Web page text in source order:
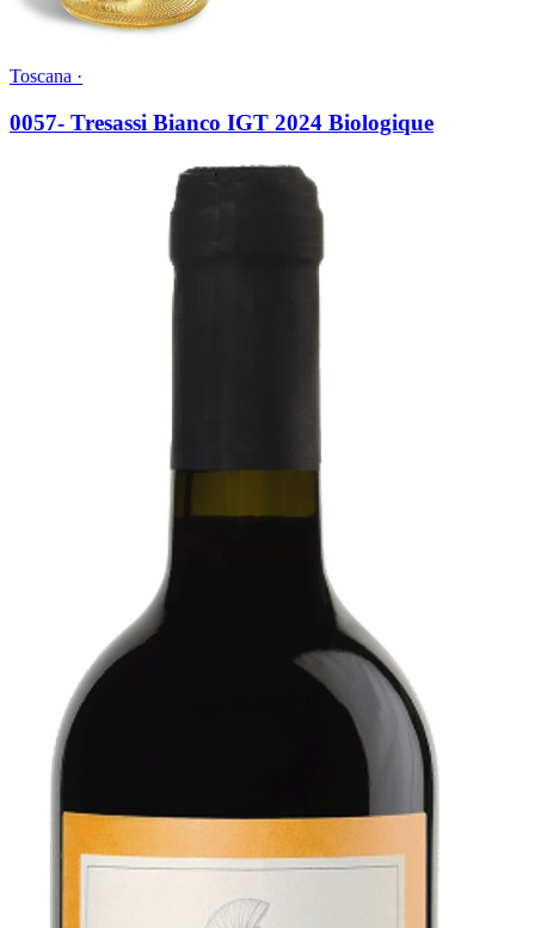
Toscana ·
0057- Tresassi Bianco IGT 2024 Biologique